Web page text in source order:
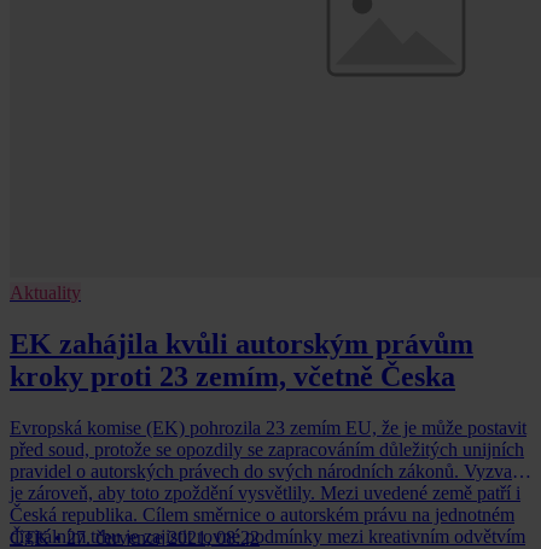
Aktuality
EK zahájila kvůli autorským právům
kroky proti 23 zemím, včetně Česka
Evropská komise (EK) pohrozila 23 zemím EU, že je může postavit
před soud, protože se opozdily se zapracováním důležitých unijních
pravidel o autorských právech do svých národních zákonů. Vyzvala
je zároveň, aby toto zpoždění vysvětlily. Mezi uvedené země patří i
Česká republika. Cílem směrnice o autorském právu na jednotném
digitálním trhu je zajistit rovné podmínky mezi kreativním odvětvím
ČTK • 27. července 2021, 08:22